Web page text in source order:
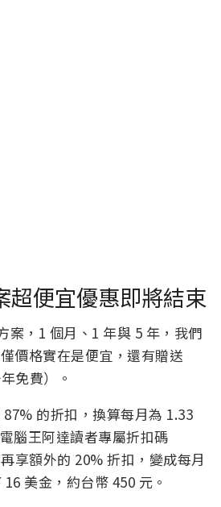
超便宜優惠即將結束
案，1 個月、1 年與 5 年，我們
價格實在是便宜，還有贈送
免費）。
的折扣，換算每月為 1.33
腦王阿達讀者專屬折扣碼
享額外的 20% 折扣，變成每月
美金，約台幣 450 元。